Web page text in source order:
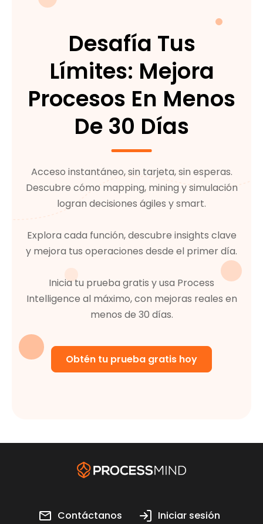
Desafía Tus
Límites: Mejora
Procesos En Menos
De 30 Días
Acceso instantáneo, sin tarjeta, sin esperas.
Descubre cómo mapping, mining y simulación
logran decisiones ágiles y smart.
Explora cada función, descubre insights clave
y mejora tus operaciones desde el primer día.
Inicia tu prueba gratis y usa Process
Intelligence al máximo, con mejoras reales en
menos de 30 días.
Obtén tu prueba gratis hoy
Contáctanos Iniciar sesión